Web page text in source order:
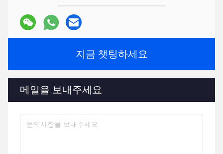
지금 챗팅하세요
메일을 보내주세요